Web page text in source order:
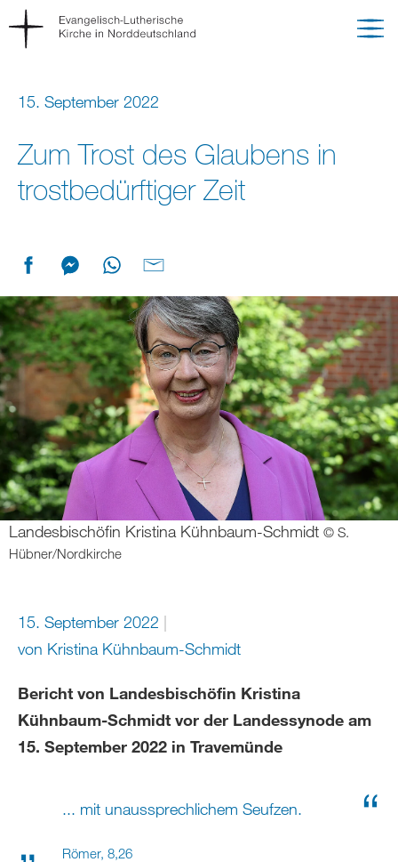
15. September 2022
Zum Trost des Glaubens in
trostbedürftiger Zeit
Landesbischöfin Kristina Kühnbaum-Schmidt © S.
Hübner/Nordkirche
15. September 2022
von Kristina Kühnbaum-Schmidt
Bericht von Landesbischöfin Kristina
Kühnbaum-Schmidt vor der Landessynode am
15. September 2022 in Travemünde
... mit unaussprechlichem Seufzen.
Römer, 8,26